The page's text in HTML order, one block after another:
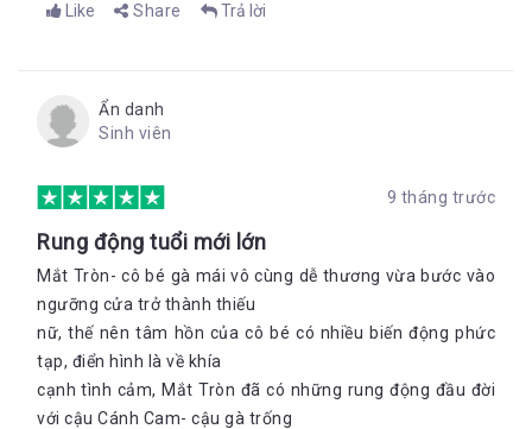
Like Share Trả lời
Ẩn danh
Sinh viên
9 tháng trước
Rung động tuổi mới lớn
Mắt Tròn- cô bé gà mái vô cùng dễ thương vừa bước vào
ngưỡng cửa trở thành thiếu
nữ, thế nên tâm hồn của cô bé có nhiều biến động phức
tạp, điển hình là về khía
cạnh tình cảm, Mắt Tròn đã có những rung động đầu đời
với cậu Cánh Cam- cậu gà trống